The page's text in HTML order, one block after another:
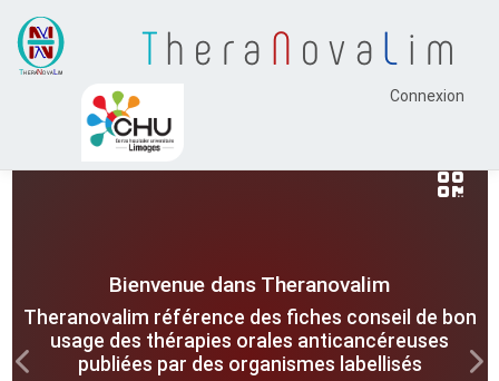
Thera N ova L im
Connexion
Bienvenue dans Theranovalim
Theranovalim référence des fiches conseil de bon
usage des thérapies orales anticancéreuses
publiées par des organismes labellisés
Previous